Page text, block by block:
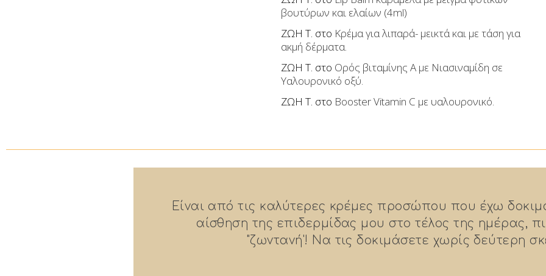
βουτύρων και ελαίων (4ml)
ΖΩΗ Τ. στο Κρέμα για λιπαρά- μεικτά και με τάση για
ακμή δέρματα.
ΖΩΗ Τ. στο Ορός βιταμίνης Α με Νιασιναμίδη σε
Υαλουρονικό οξύ.
ΖΩΗ Τ. στο Booster Vitamin C με υαλουρονικό.
Είναι από τις καλύτερες κρέμες προσώπου που έχω
αίσθηση της επιδερμίδας μου στο τέλος της ημέρας,
"ζωντανή'! Να τις δοκιμάσετε χωρίς δεύτερη